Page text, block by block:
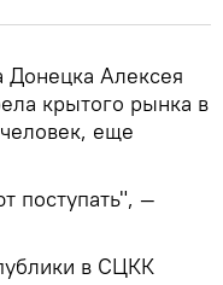
Алексея
крытого рынка в
еще
поступать", —
в СЦКК